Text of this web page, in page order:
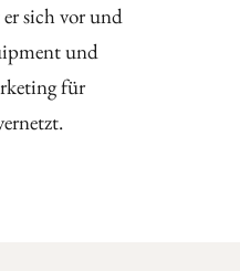
sich vor und
und
für